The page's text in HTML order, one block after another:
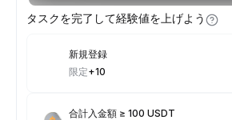
タスクを完了して経験値を上げよう
新規登録
限定+10
合計入金額 ≥ 100 USDT